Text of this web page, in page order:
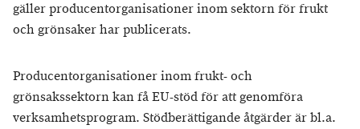
gäller producentorganisationer inom sektorn för frukt
och grönsaker har publicerats.
Producentorganisationer inom frukt- och
grönsakssektorn kan få EU-stöd för att genomföra
verksamhetsprogram. Stödberättigande åtgärder är bl.a.